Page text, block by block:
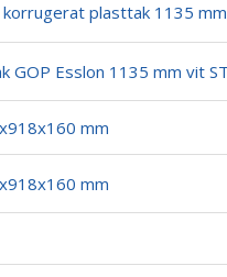
korrugerat plasttak 1135
GOP Esslon 1135 mm vit
mm
mm